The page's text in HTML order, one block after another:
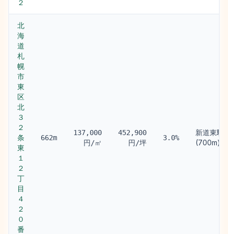
２
北
海
道
札
幌
市
東
区
北
３
２
条
東
１
２
丁
目
４
２
０
番
662m
137,000
円/㎡
452,900
円/坪
3.0%
新道東駅
(700m)